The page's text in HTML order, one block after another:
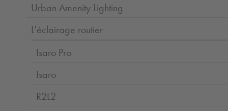
Urban Amenity Lighting
L'éclairage routier
Isaro Pro
Isaro
R2L2